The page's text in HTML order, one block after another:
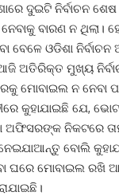
ଦୁଇଟି ନିର୍ବାଚନ
ବାରଣ ନ ଥିଲା।
ବେଳେ ଓଡିଶା
ଅତିରିକ୍ତ ମୁଖ୍ୟ
ମୋବାଇଲ ନ ନେବା
କୁହାଯାଇଛି ଯେ,
ଅଫିସରଙ୍କ ନିକଟରେ
ନେଇଯାଆନ୍ତୁ ବୋଲି
ଘରେ ମୋବାଇଲ ରଖି